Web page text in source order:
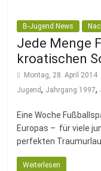
B-Jugend News
Jede Menge
kroatischen
Montag, 28. April 2014
Jugend, Jahrgang 1997,
Eine Woche
Europas – für viele
perfekten
Weiterlesen